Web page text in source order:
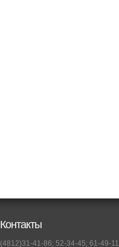
Контакты
(4812)31-41-86; 52-34-45; 61-49-11